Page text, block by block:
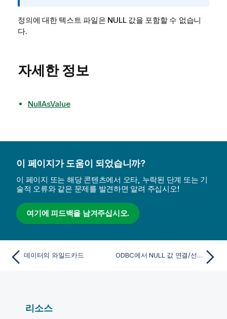
정의에 대한 텍스트 파일은 NULL값을 포함할 수 없습니
다.
자세한 정보
NullAsValue
이 페이지가 도움이 되었습니까?
이 페이지 또는 해당 콘텐츠에서 오타, 누락된 단계 또는 기
술적 오류와 같은 문제를 발견하면 알려 주십시오!
여기에 피드백을 남겨주십시오.
데이터의 와일드카드 ODBC에서 NULL 값 연결/선택
리소스